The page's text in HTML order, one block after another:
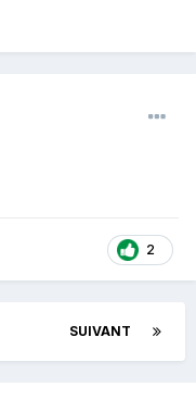
2
SUIVANT